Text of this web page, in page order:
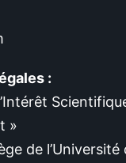
:
»
de